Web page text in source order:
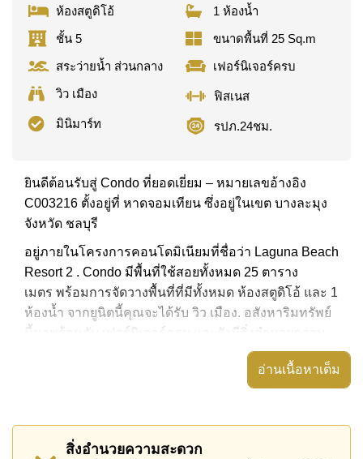
ห้องสตูดิโอ้
1 ห้องน้ำ
ชั้น 5
ขนาดพื้นที่ 25 Sq.m
สระว่ายน้ำ ส่วนกลาง
เฟอร์นิเจอร์ครบ
วิว เมือง
ฟิสเนส
มินิมาร์ท
รปภ.24ชม.
ยินดีต้อนรับสู่ Condo ที่ยอดเยี่ยม – หมายเลขอ้างอิง
C003216 ตั้งอยู่ที่ หาดจอมเทียน ซึ่งอยู่ในเขต บางละมุง
จังหวัด ชลบุรี
อยู่ภายในโครงการคอนโดมิเนียมที่ชื่อว่า Laguna Beach
Resort 2 . Condo มีพื้นที่ใช้สอยทั้งหมด 25 ตาราง
เมตร พร้อมการจัดวางพื้นที่ที่มีทั้งหมด ห้องสตูดิโอ้ และ 1
ห้องน้ำ จากยูนิตนี้คุณจะได้รับ วิว เมือง. อสังหาริมทรัพย์
นี้มาพร้อมกับ เฟอร์นิเจอร์ครบ และยังมีสิ่งอำนวยความ
อสังหาริมทรัพย์นี้สามารถใช้ สระว่ายน้ำ ส่วนกลาง ได้
กลาง ได้แก่ สไลเดอร์, ฟิสเนส, สนามเด็กเล่น, สวนส่วน
อ่านเนื้อหาเต็ม
สิ่งอำนวยความสะดวก